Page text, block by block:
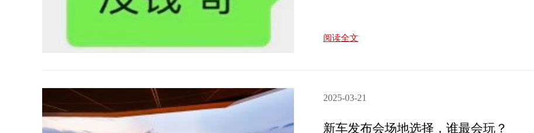
阅读全文
2025-03-21
新车发布会场地选择，谁最会玩？